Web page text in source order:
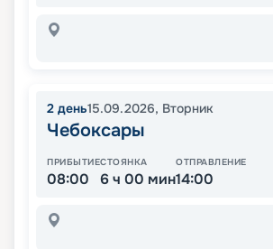
2 день15.09.2026, Вторник
Чебоксары
ПРИБЫТИЕ
08:00
СТОЯНКА
6 ч 00 мин
ОТПРАВЛЕНИЕ
14:00